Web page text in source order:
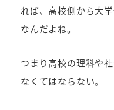
れば、高校側から大
なんだよね。
つまり高校の理科や
なくてはならない。